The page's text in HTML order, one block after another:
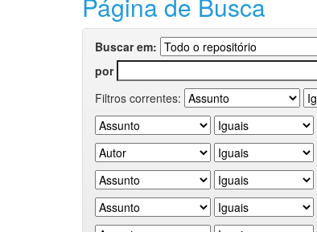
Buscar em:
por
Filtros correntes: